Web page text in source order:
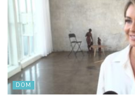
DOM